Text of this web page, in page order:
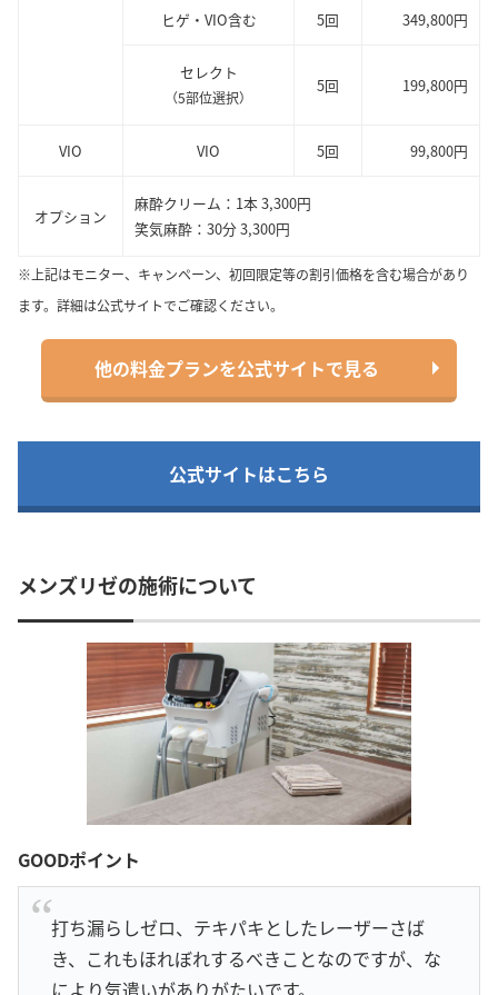
ヒゲ・VIO含む 5回 349,800円
セレクト
（5部位選択）
5回 199,800円
VIO VIO 5回 99,800円
オプション
麻酔クリーム：1本 3,300円
笑気麻酔：30分 3,300円
※上記はモニター、キャンペーン、初回限定等の割引価格を含む場合があり
ます。詳細は公式サイトでご確認ください。
他の料金プランを公式サイトで見る
公式サイトはこちら
メンズリゼの施術について
GOODポイント
打ち漏らしゼロ、テキパキとしたレーザーさば
き、これもほれぼれするべきことなのですが、な
により気遣いがありがたいです。